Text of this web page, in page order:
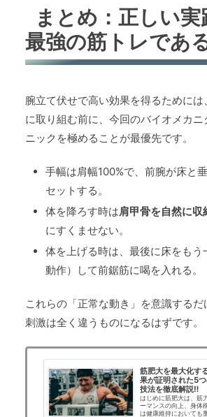
まとめ：正しい
最強の筋トレであ
腕立て伏せで高い効果を得るために
に取り組む前に、今回のバイオメカニ
ニックを極めることが最優先です。
手幅は肩幅100%で、前腕が床と
セットする。
体を降ろす時は肩甲骨を自然に収
にすくませない。
体を上げる時は、最後に床をもう
動作）して前鋸筋に喝を入れる。
これらの「正常な動き」を意識する
刺激は全く違うものになるはずです。
筋肥大を最大化す
果が証明された5
技法を徹底解説‼
はじめに筋肥大は、筋
ーマンスの向上、身体
は健康維持においても